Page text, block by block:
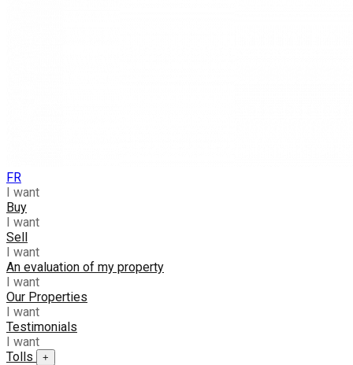
FR
I want
Buy
I want
Sell
I want
An evaluation of my property
I want
Our Properties
I want
Testimonials
I want
Tolls
+